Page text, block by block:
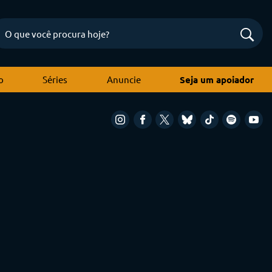
Séries Anuncie Seja um apoiador